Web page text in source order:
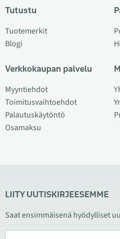
Tutustu
Tuotemerkit
Blogi
Verkkokaupan palvelu
Myyntiehdot
Toimitusvaihtoehdot
Palautuskäytöntö
Osamaksu
LIITY UUTISKIRJEESEMME
Saat ensimmäisenä hyödylliset